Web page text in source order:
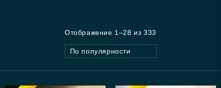
Отображение 1–28 из 333
По популярности